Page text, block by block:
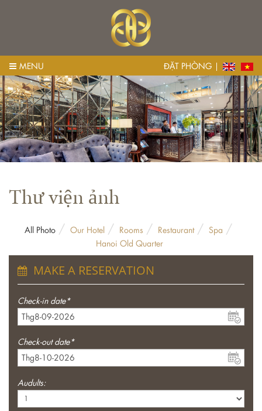
MENU ĐẶT PHÒNG
Thư viện ảnh
All Photo / Our Hotel / Rooms / Restaurant / Spa /
Hanoi Old Quarter
MAKE A RESERVATION
Check-in date*
Check-out date*
Audults: